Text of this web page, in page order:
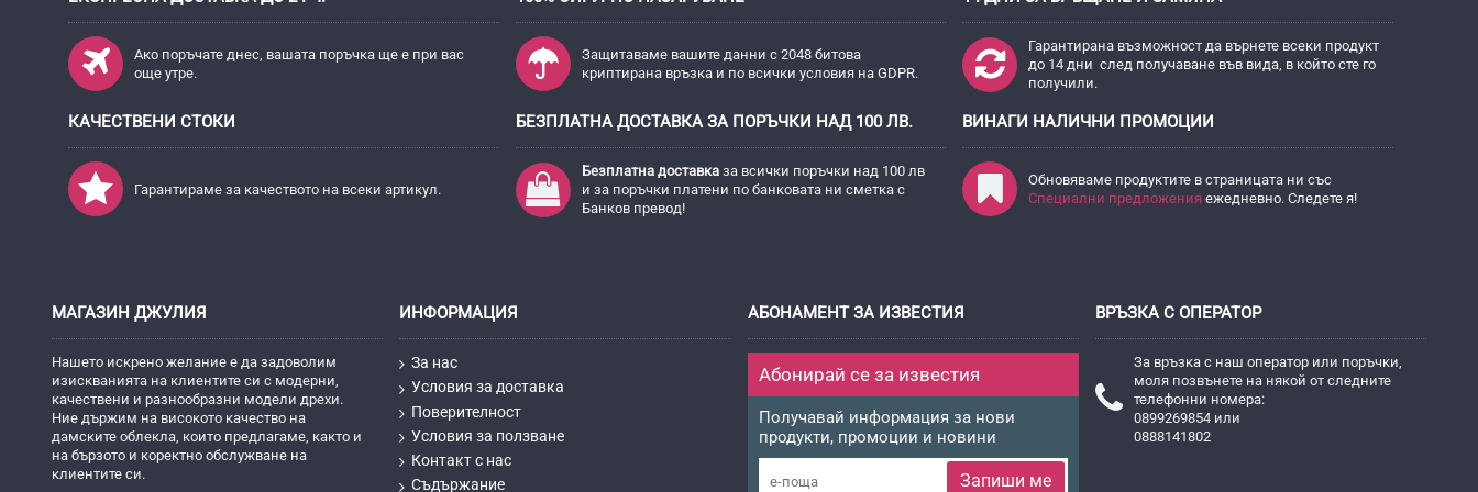
Ако поръчате днес, вашата поръчка ще е при вас
още утре.
Защитаваме вашите данни с 2048 битова
криптирана връзка и по всички условия на GDPR.
Гарантирана възможност да върнете всеки продукт
до 14 дни след получаване във вида, в който сте го
получили.
КАЧЕСТВЕНИ СТОКИ
Гарантираме за качеството на всеки артикул.
БЕЗПЛАТНА ДОСТАВКА ЗА ПОРЪЧКИ НАД 100 ЛВ.
Безплатна доставказа всички поръчки над 100 лв
и за поръчки платени по банковата ни сметка с
Банков превод!
ВИНАГИ НАЛИЧНИ ПРОМОЦИИ
Обновяваме продуктите в страницата ни със
Специални предложения ежедневно. Следете я!
МАГАЗИН ДЖУЛИЯ
Нашето искрено желание е да задоволим
изискванията на клиентите си с модерни,
качествени и разнообразни модели дрехи.
Ние държим на високото качество на
дамските облекла, които предлагаме, както и
на бързото и коректно обслужване на
клиентите си.
ИНФОРМАЦИЯ
За нас
Условия за доставка
Поверителност
Условия за ползване
Контакт с нас
Съдържание
АБОНАМЕНТ ЗА ИЗВЕСТИЯ
Абонирай се за известия
Получавай информация за нови
продукти, промоции и новини
Запиши ме
ВРЪЗКА С ОПЕРАТОР
За връзка с наш оператор или поръчки,
моля позвънете на някой от следните
телефонни номера:
0899269854 или
0888141802